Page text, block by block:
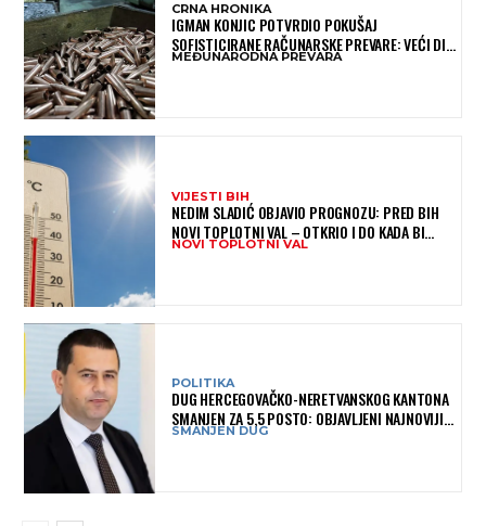
CRNA HRONIKA
IGMAN KONJIC POTVRDIO POKUŠAJ
SOFISTICIRANE RAČUNARSKE PREVARE: VEĆI DIO
NOVCA BLOKIRAN, OČEKUJE SE POVRAT
MEĐUNARODNA PREVARA
VIJESTI BIH
NEDIM SLADIĆ OBJAVIO PROGNOZU: PRED BIH
NOVI TOPLOTNI VAL – OTKRIO I DO KADA BI
MOGAO TRAJATI
NOVI TOPLOTNI VAL
POLITIKA
DUG HERCEGOVAČKO-NERETVANSKOG KANTONA
SMANJEN ZA 5,5 POSTO: OBJAVLJENI NAJNOVIJI
PODACI MINISTARSTVA FINANSIJA
SMANJEN DUG